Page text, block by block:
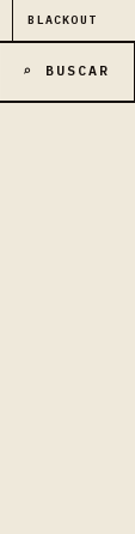
BLACKOUT
⌕ BUSCAR